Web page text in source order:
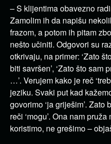
– S klijentima obavezno
Zamolim ih da napišu
frazom, a potom ih pitam
nešto učiniti. Odgovori su
otkrivaju, na primer: ‘Zato
biti savršen’, ‘Zato što sam
…’. Verujem kako je reč
jeziku. Svaki put kad
govorimo ‘ja griješim’. Zato
reči ‘mogu’. Ona nam
koristimo, ne grešimo –